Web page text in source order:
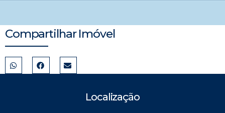
Compartilhar Imóvel
Localização